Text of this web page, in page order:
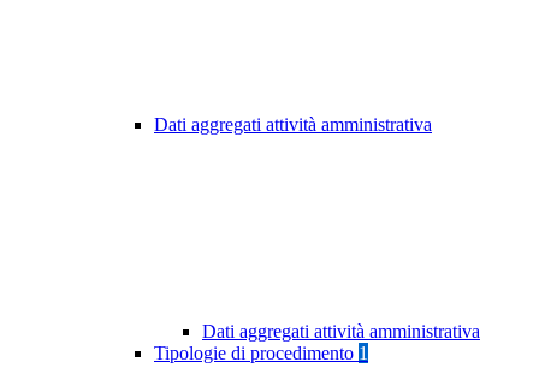
Dati aggregati attività amministrativa
Dati aggregati attività amministrativa
Tipologie di procedimento 1